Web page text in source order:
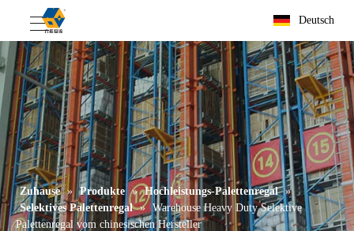
Deutsch
Zuhause » Produkte » Hochleistungs-Palettenregal »
Selektives Palettenregal » Warehouse Heavy Duty Selektive
Palettenregal vom chinesischen Hersteller